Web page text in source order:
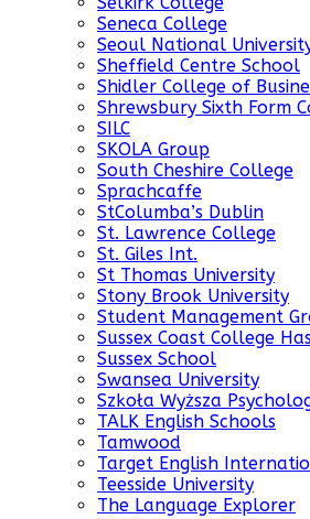
Seneca College
Seoul National
Sheffield Centre School
Shidler College of
Shrewsbury Sixth Form
SILC
SKOLA Group
South Cheshire College
Sprachcaffe
StColumba’s Dublin
St. Lawrence College
St. Giles Int.
St Thomas University
Stony Brook University
Student Management
Sussex Coast College
Sussex School
Swansea University
Szkoła Wyższa
TALK English Schools
Tamwood
Target English
Teesside University
The Language Explorer